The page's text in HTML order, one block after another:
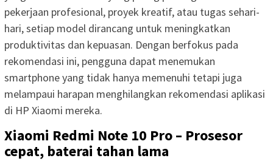
pekerjaan profesional, proyek kreatif, atau tugas sehari-
hari, setiap model dirancang untuk meningkatkan
produktivitas dan kepuasan. Dengan berfokus pada
rekomendasi ini, pengguna dapat menemukan
smartphone yang tidak hanya memenuhi tetapi juga
melampaui harapan menghilangkan rekomendasi aplikasi
di HP Xiaomi mereka.
Xiaomi Redmi Note 10 Pro – Prosesor
cepat, baterai tahan lama